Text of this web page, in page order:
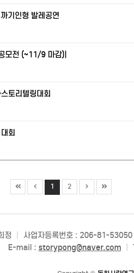
기인형 발레공연
모전 (~11/9 마감)|
토리텔링대회
회
1 2
정 사업자등록번호 : 206-81-53050
E-mail : storypong@naver.com